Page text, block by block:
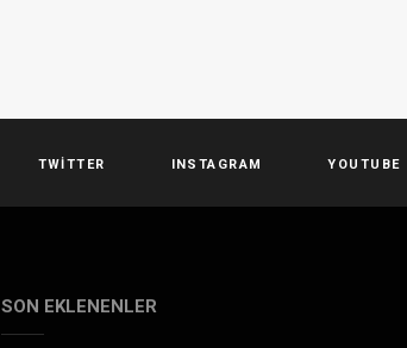
TWITTER INSTAGRAM YOUTUBE
SON EKLENENLER